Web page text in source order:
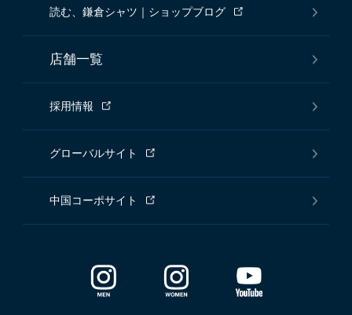
読む、鎌倉シャツ｜ショップブログ
店舗一覧
採用情報
グローバルサイト
中国コーポサイト